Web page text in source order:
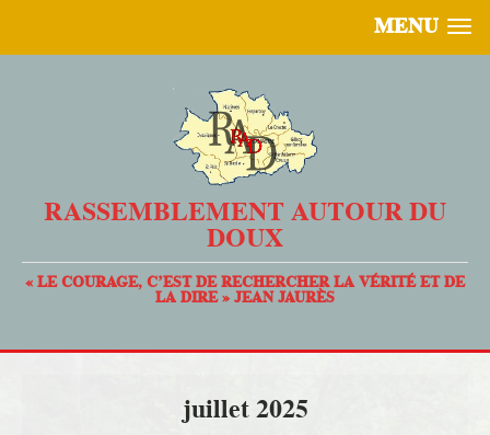
MENU
RASSEMBLEMENT AUTOUR DU
DOUX
« LE COURAGE, C’EST DE RECHERCHER LA VÉRITÉ ET DE
LA DIRE » JEAN JAURÈS
juillet 2025